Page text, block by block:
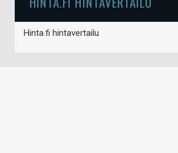
Hinta.fi hintavertailu